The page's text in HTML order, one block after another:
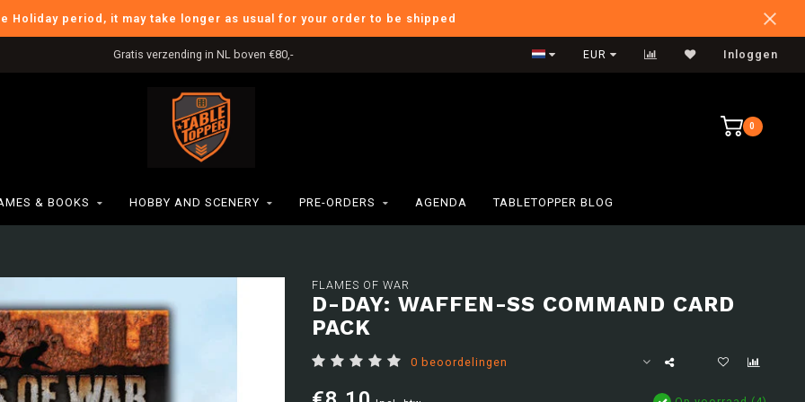
Holiday period, it may take longer as usual for your order to be shipped
Gratis verzending in NL boven €80,- International Shipping
EUR Inloggen
0
& BOOKS HOBBY AND SCENERY PRE-ORDERS AGENDA TABLETOPPER BLOG
FLAMES OF WAR
D-DAY: WAFFEN-SS COMMAND CARD
PACK
0 beoordelingen